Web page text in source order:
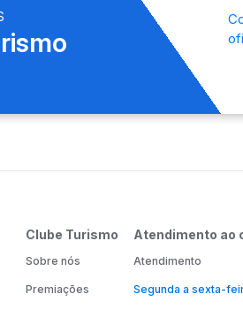
Clube Turismo
Sobre nós
Premiações
Atendimento ao
Atendimento
Segunda a sexta-